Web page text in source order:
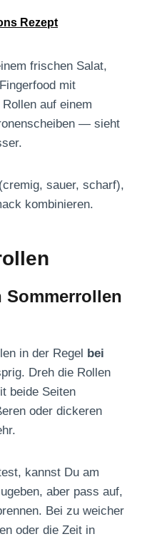
Rezept
frischen Salat,
mit
auf einem
— sieht
sauer, scharf),
kombinieren.
Sommerrollen
in der Regel
bei
Dreh die Rollen
beide Seiten
oder dickeren
kannst Du am
aber pass auf,
Bei zu weicher
oder die Zeit in